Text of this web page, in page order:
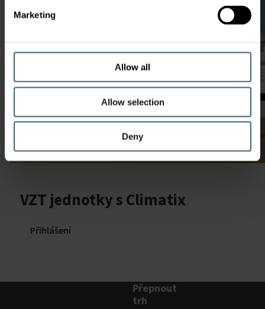
Marketing
Allow all
Allow selection
Deny
VZT jednotky s Climatix
Přihlášení
Přepnout
trh